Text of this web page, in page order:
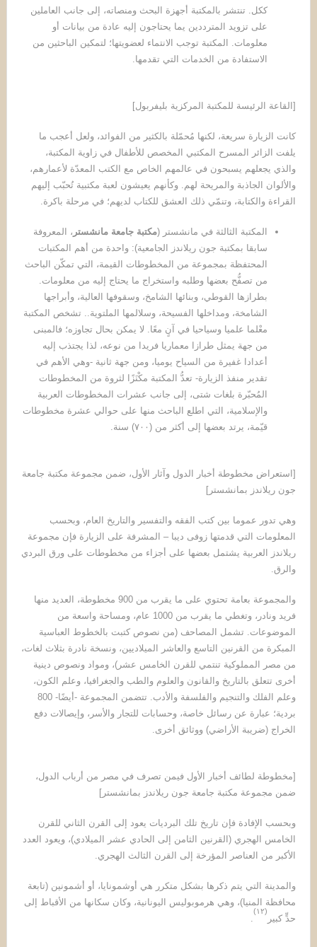
ككل. تنتشر بالمكتبة أجهزة البحث ومنصاته، إلى جانب العاملين
على تزويد المترددين يما يحتاجون إليه عادة من بيانات أو
معلومات. المكتبة توجب الانتماء لعضويتها؛ لتمكين الباحثين من
الاستفادة من الخدمات التي تقدمها.
[القاعة الرئيسة للمكتبة المركزية بليفربول]
كانت الزيارة سريعة، لكنها مُحمّلة بالكثير من الفوائد، ولعل أعجب ما
يلفت الزائر المسرح المكتبي المخصص للأطفال في زاوية المكتبة،
والذي يجعلهم يسبحون في عالمهم الخاص مع الكتب المعدّة لأعمارهم،
والألوان الجاذبة والمريحة لهم. وكأنهم يعيشون لعبة مكتبية تُحبّب إليهم
القراءة والكتابة، وتنمّي ذلك العشق للكتاب لديهم؛ في مرحلة باكرة.
المكتبة الثالثة في مانشستر (مكتبة جامعة مانشستر ، المعروفة
سابقا بمكتبة جون ريلاندز الجامعية): واحدة من أهم المكتبات
المحتفظة بمجموعة من المخطوطات القيمة، التي تمكّن الباحث
من تصفُّح بعضها وطلبه واستخراج ما يحتاج إليه من معلومات.
بطرازها القوطي، وبنائها الشامخ، وسقوفها العالية، وأبراجها
الشامخة، ومداخلها الفسيحة، وسلالمها الملتوية.. تشخص المكتبة
معْلما علميا وسياحيا في آنٍ معًا. لا يمكن بحال تجاوزه؛ فالمبنى
من جهة يمثل طرازا معماريا فريدا من نوعه، لذا يجتذب إليه
أعدادا غفيرة من السياح يوميا، ومن جهة ثانية -وهي الأهم في
تقدير منفذ الزيارة- تعدُّ المكتبة مكْنَزًا لثروة من المخطوطات
المُحبّرة بلغات شتى، إلى جانب عشرات المخطوطات العربية
والإسلامية، التي اطلع الباحث منها على حوالي عشرة مخطوطات
قيّمة، يرتد بعضها إلى أكثر من (٧٠٠) سنة.
[استعراض مخطوطة أخبار الدول وآثار الأول، ضمن مجموعة مكتبة جامعة
جون ريلاندز بمانشستر]
وهي تدور عموما بين كتب الفقه والتفسير والتاريخ العام، وبحسب
المعلومات التي قدمتها زوفى ديبا – المشرفة على الزيارة فإن مجموعة
ريلاندز العربية يشتمل بعضها على أجزاء من مخطوطات على ورق البردي
والرق.
والمجموعة بعامة تحتوي على ما يقرب من 900 مخطوطة، العديد منها
فريد ونادر، وتغطي ما يقرب من 1000 عام، ومساحة واسعة من
الموضوعات. تشمل المصاحف (من نصوص كتبت بالخطوط العباسية
المبكرة من القرنين التاسع والعاشر الميلاديين، ونسخة نادرة بثلاث لغات،
من مصر المملوكية تنتمي للقرن الخامس عشر)، ومواد ونصوص دينية
أخرى تتعلق بالتاريخ والقانون والعلوم والطب والجغرافيا، وعلم الكون،
وعلم الفلك والتنجيم والفلسفة والأدب. تتضمن المجموعة -أيضًا- 800
بردية؛ عبارة عن رسائل خاصة، وحسابات للتجار والأسر، وإيصالات دفع
الخراج (ضريبة الأراضي) ووثائق أخرى.
[مخطوطة لطائف أخبار الأول فيمن تصرف في مصر من أرباب الدول،
ضمن مجموعة مكتبة جامعة جون ريلاندز بمانشستر]
وبحسب الإفادة فإن تاريخ تلك البرديات يعود إلى القرن الثاني للقرن
الخامس الهجري (القرنين الثامن إلى الحادي عشر الميلادي)، ويعود العدد
الأكبر من العناصر المؤرخة إلى القرن الثالث الهجري.
والمدينة التي يتم ذكرها بشكل متكرر هي أوشمونايا، أو أشمونين (تابعة
محافظة المنيا)، وهي هرموبوليس اليونانية، وكان سكانها من الأقباط إلى
حدٍّ كبير
(١٢)